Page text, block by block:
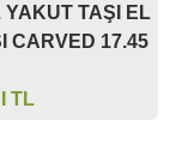
YAKUT TAŞI EL
CARVED 17.45
TL